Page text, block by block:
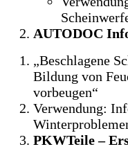
AUTODOC
„Beschlagene
Bildung von
vorbeugen“
Verwendung:
PKWTeile –